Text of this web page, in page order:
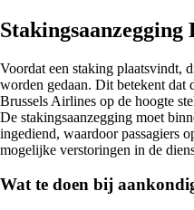
Voordat een staking plaatsvindt,
worden gedaan. Dit betekent dat
Brussels Airlines op de hoogte
De stakingsaanzegging moet
ingediend, waardoor passagiers
mogelijke verstoringen in de
Wat te doen bij